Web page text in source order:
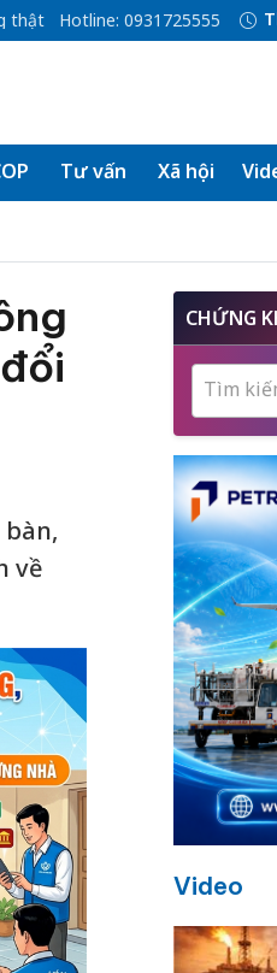
thật Hotline: 0931725555
Tư vấn Xã hội
bàn,
về
CHỨNG
Tìm
Video